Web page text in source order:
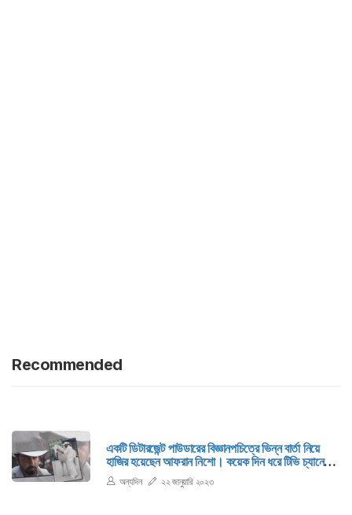
Recommended
একটি ডিটারজেন্ট পাউডারের বিজ্ঞানপচিত্রে ভিন্ন বার্তা নিয়ে
হাজির হয়েছেন আফরান নিশো। কয়েক দিন ধরে টিভি চ্যানেল ও
সামাজিক যোগাযোগ মাধ্যমে বিজ্ঞাপনচিত্রটি নিয়ে ইতিবাচক
আলোচনা হচ্ছে। নিশোর ভক্তকুল ছাড়াও সাধারন দর্শকরা এর
অন্যদিন ২২ জানুয়ারি ২০২৩